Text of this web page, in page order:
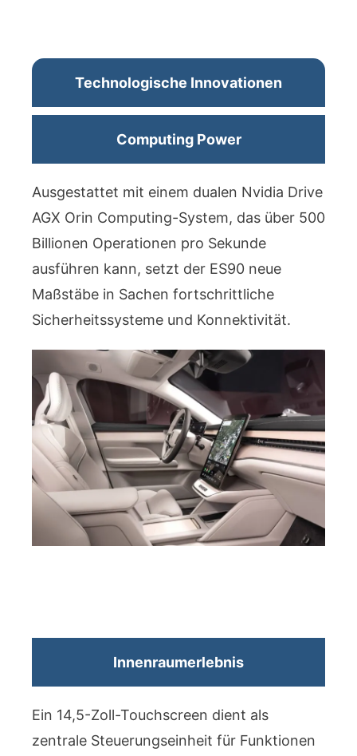
Technologische Innovationen
Computing Power
Ausgestattet mit einem dualen Nvidia Drive
AGX Orin Computing-System, das über 500
Billionen Operationen pro Sekunde
ausführen kann, setzt der ES90 neue
Maßstäbe in Sachen fortschrittliche
Sicherheitssysteme und Konnektivität.
Innenraumerlebnis
Ein 14,5-Zoll-Touchscreen dient als
zentrale Steuerungseinheit für Funktionen